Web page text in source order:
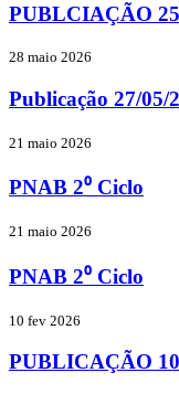
PUBLCIAÇÃO
28 maio 2026
Publicação 27/05/
21 maio 2026
PNAB 2⁰ Ciclo
21 maio 2026
PNAB 2⁰ Ciclo
10 fev 2026
PUBLICAÇÃO